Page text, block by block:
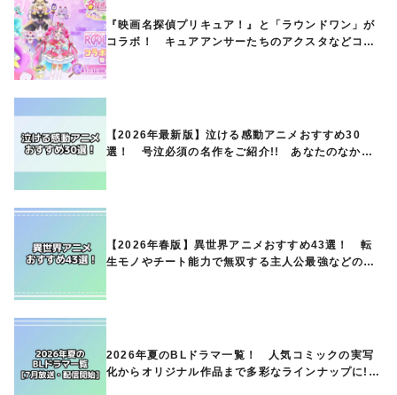
『映画名探偵プリキュア！』と「ラウンドワン」が
コラボ！ キュアアンサーたちのアクスタなどコラ
【2026年最新版】泣ける感動アニメおすすめ30
選！ 号泣必須の名作をご紹介!! あなたのなかの
【2026年春版】異世界アニメおすすめ43選！ 転
生モノやチート能力で無双する主人公最強などの人
2026年夏のBLドラマ一覧！ 人気コミックの実写
化からオリジナル作品まで多彩なラインナップに!!